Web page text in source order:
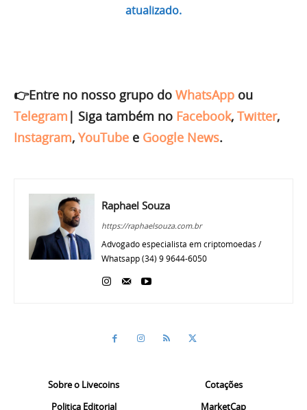
atualizado.
👉Entre no nosso grupo do WhatsApp ou
Telegram | Siga também no Facebook, Twitter,
Instagram, YouTube e Google News.
Raphael Souza
https://raphaelsouza.com.br
Advogado especialista em criptomoedas /
Whatsapp (34) 9 9644-6050
Sobre o Livecoins
Politica Editorial
Cotações
MarketCap